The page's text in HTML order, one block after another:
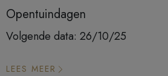
Opentuindagen
Volgende data: 26/10/25
LEES MEER